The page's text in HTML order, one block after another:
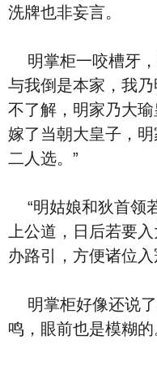
洗牌也非妄言。
明掌柜一咬槽牙，
与我倒是本家，我
不了解，明家乃大
嫁了当朝大皇子，
二人选。”
“明姑娘和狄首领
上公道，日后若要
办路引，方便诸位入
明掌柜好像还说了
鸣，眼前也是模糊的